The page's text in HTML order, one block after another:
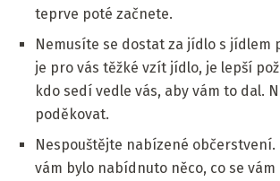
teprve poté začnete.
Nemusíte se dostat za jídlo s jídlem
je pro vás těžké vzít jídlo, je lepší
kdo sedí vedle vás, aby vám to dal.
poděkovat.
Nespouštějte nabízené občerstvení.
vám bylo nabídnuto něco, co se